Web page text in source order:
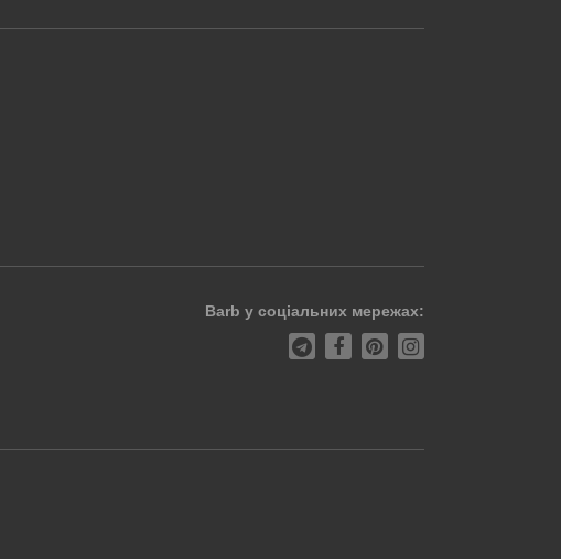
Barb у соціальних мережах: